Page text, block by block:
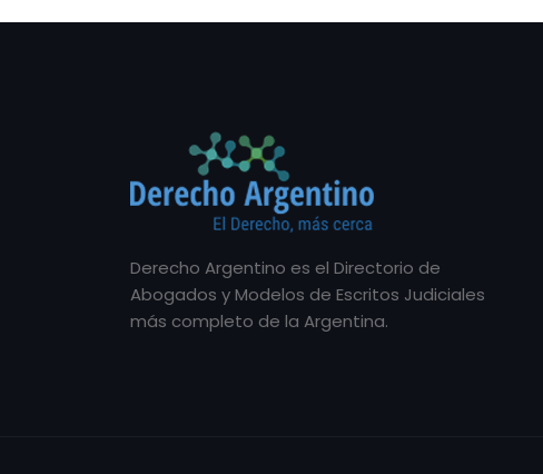
Derecho Argentino es el Directorio de
Abogados y Modelos de Escritos Judiciales
más completo de la Argentina.